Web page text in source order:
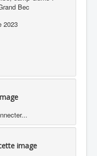
Bec
2023
image